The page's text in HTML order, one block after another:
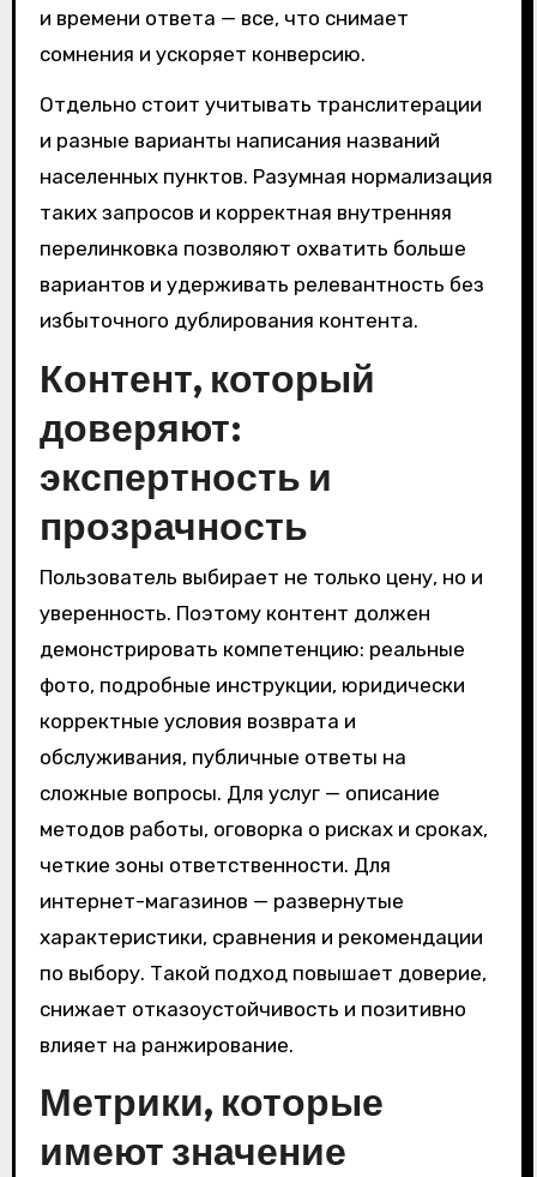
и времени ответа — все, что снимает
сомнения и ускоряет конверсию.
Отдельно стоит учитывать транслитерации
и разные варианты написания названий
населенных пунктов. Разумная нормализация
таких запросов и корректная внутренняя
перелинковка позволяют охватить больше
вариантов и удерживать релевантность без
избыточного дублирования контента.
Контент, который
доверяют:
экспертность и
прозрачность
Пользователь выбирает не только цену, но и
уверенность. Поэтому контент должен
демонстрировать компетенцию: реальные
фото, подробные инструкции, юридически
корректные условия возврата и
обслуживания, публичные ответы на
сложные вопросы. Для услуг — описание
методов работы, оговорка о рисках и сроках,
четкие зоны ответственности. Для
интернет-магазинов — развернутые
характеристики, сравнения и рекомендации
по выбору. Такой подход повышает доверие,
снижает отказоустойчивость и позитивно
влияет на ранжирование.
Метрики, которые
имеют значение